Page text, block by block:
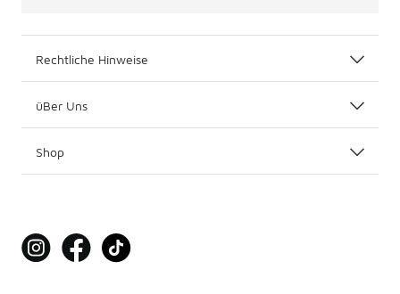
Rechtliche Hinweise
üBer Uns
Shop